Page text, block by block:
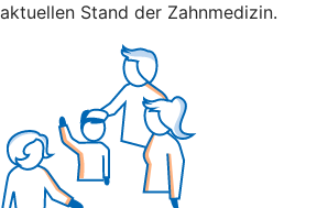
aktuellen Stand der Zahnmedizin.